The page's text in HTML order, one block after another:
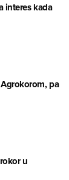
interes kada
pa
u